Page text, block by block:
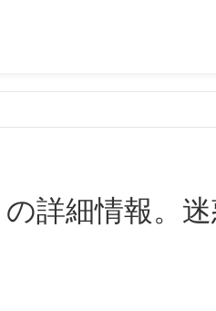
詳細情報。